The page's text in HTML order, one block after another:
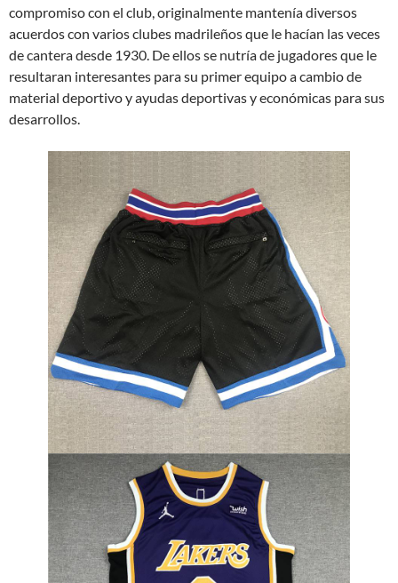
compromiso con el club, originalmente mantenía diversos
acuerdos con varios clubes madrileños que le hacían las veces
de cantera desde 1930. De ellos se nutría de jugadores que le
resultaran interesantes para su primer equipo a cambio de
material deportivo y ayudas deportivas y económicas para sus
desarrollos.